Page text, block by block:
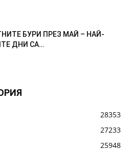
БУРИ ПРЕЗ МАЙ – НАЙ-
ДНИ СА…
28353
27233
25948